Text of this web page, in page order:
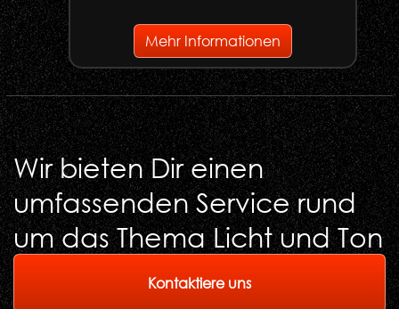
Mehr Informationen
Wir bieten Dir einen
umfassenden Service rund
um das Thema Licht und Ton
Kontaktiere uns